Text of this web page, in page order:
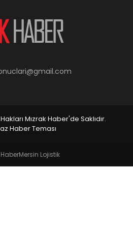
Mızrak Haber'de Saklıdır.
Haber Teması
Mersin Lojistik